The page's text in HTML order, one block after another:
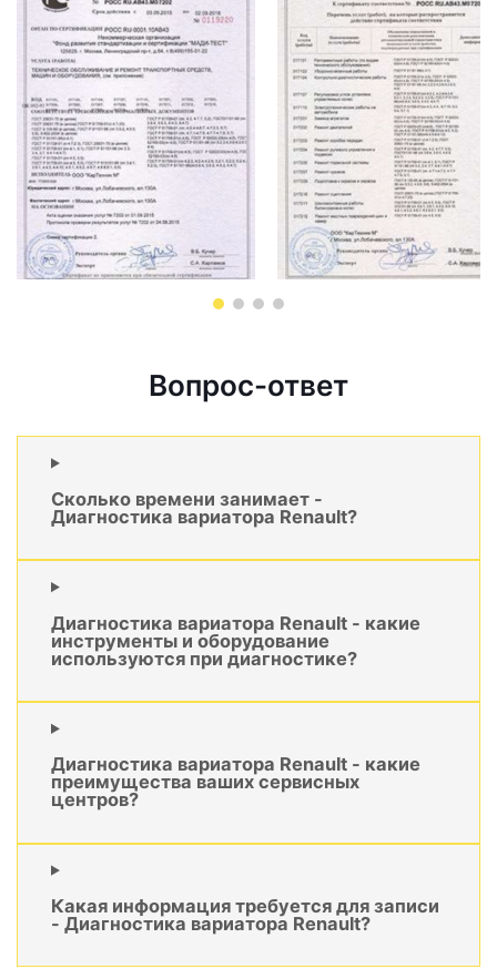
Вопрос-ответ
Сколько времени занимает -
Диагностика вариатора Renault?
Диагностика вариатора Renault - какие
инструменты и оборудование
используются при диагностике?
Диагностика вариатора Renault - какие
преимущества ваших сервисных
центров?
Какая информация требуется для записи
- Диагностика вариатора Renault?